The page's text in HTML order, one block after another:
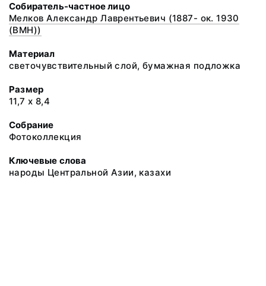
Собиратель-частное лицо
Мелков Александр Лаврентьевич (1887- ок. 1930
(ВМН))
Материал
светочувствительный слой, бумажная подложка
Размер
11,7 х 8,4
Собрание
Фотоколлекция
Ключевые слова
народы Центральной Азии, казахи